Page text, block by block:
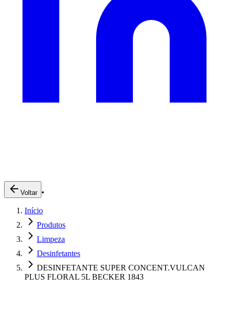
Pedidos Online
Trabalhe Conosco
Voltar •
Início
Produtos
Limpeza
Desinfetantes
DESINFETANTE SUPER CONCENT.VULCAN
PLUS FLORAL 5L BECKER 1843